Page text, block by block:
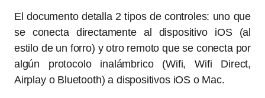
El documento detalla 2 tipos de controles: uno que
se conecta directamente al dispositivo iOS (al
estilo de un forro) y otro remoto que se conecta por
algún protocolo inalámbrico (Wifi, Wifi Direct,
Airplay o Bluetooth) a dispositivos iOS o Mac.